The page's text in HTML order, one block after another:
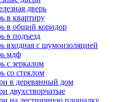
дверь
в квартиру
в общий коридор
в подъезд
входная с шумоизоляцией
мдф
с зеркалом
со стеклом
в деревянный дом
двухстворчатые